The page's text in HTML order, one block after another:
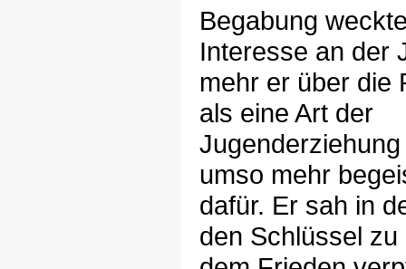
Begabung
Interesse an der
mehr er über die
als eine Art der
umso mehr
dafür. Er sah in
den Schlüssel